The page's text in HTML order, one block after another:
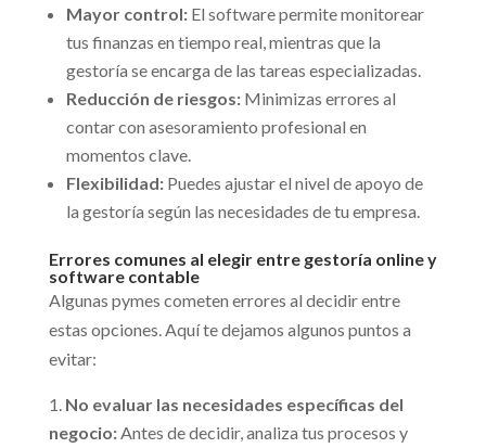
Mayor control:El software permite monitorear
tus finanzas en tiempo real, mientras que la
gestoría se encarga de las tareas especializadas.
Reducción de riesgos:Minimizas errores al
contar con asesoramiento profesional en
momentos clave.
Flexibilidad:Puedes ajustar el nivel de apoyo de
la gestoría según las necesidades de tu empresa.
Errores comunes al elegir entre gestoría online y
software contable
Algunas pymes cometen errores al decidir entre
estas opciones. Aquí te dejamos algunos puntos a
evitar:
No evaluar las necesidades específicas del
negocio:Antes de decidir, analiza tus procesos y